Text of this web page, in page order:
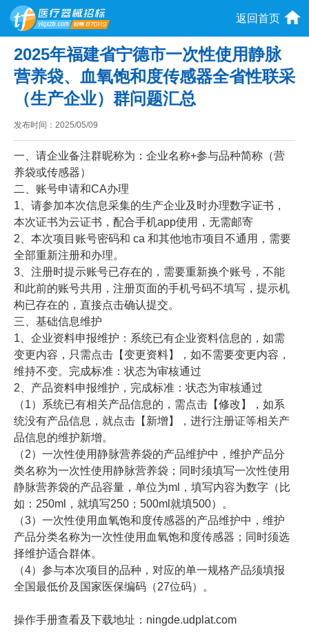
返回首页
2025年福建省宁德市一次性使用静脉
营养袋、血氧饱和度传感器全省性联采
（生产企业）群问题汇总
发布时间： 2025/05/09
一、请企业备注群昵称为：企业名称+参与品种简称（营
养袋或传感器）
二、账号申请和CA办理
1、请参加本次信息采集的生产企业及时办理数字证书，
本次证书为云证书，配合手机app使用，无需邮寄
2、本次项目账号密码和 ca 和其他地市项目不通用，需要
全部重新注册和办理。
3、注册时提示账号已存在的，需要重新换个账号，不能
和此前的账号共用，注册页面的手机号码不填写，提示机
构已存在的，直接点击确认提交。
三、基础信息维护
1、企业资料申报维护：系统已有企业资料信息的，如需
变更内容，只需点击【变更资料】，如不需要变更内容，
维持不变。完成标准：状态为审核通过
2、产品资料申报维护，完成标准：状态为审核通过
（1）系统已有相关产品信息的，需点击【修改】，如系
统没有产品信息，就点击【新增】，进行注册证等相关产
品信息的维护新增。
（2）一次性使用静脉营养袋的产品维护中，维护产品分
类名称为一次性使用静脉营养袋；同时须填写一次性使用
静脉营养袋的产品容量，单位为ml，填写内容为数字（比
如：250ml，就填写250；500ml就填500）。
（3）一次性使用血氧饱和度传感器的产品维护中，维护
产品分类名称为一次性使用血氧饱和度传感器；同时须选
择维护适合群体。
（4）参与本次项目的品种，对应的单一规格产品须填报
全国最低价及国家医保编码（27位码）。
操作手册查看及下载地址：ningde.udplat.com